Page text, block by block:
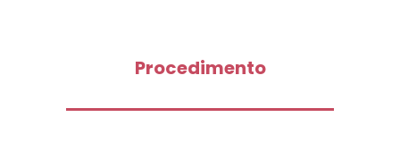
Procedimento